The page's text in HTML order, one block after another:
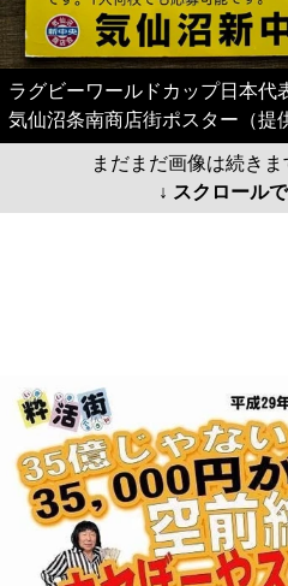
ラグビーワールドカップ日本代
気仙沼条南商店街ポスター（提
まだまだ画像は続きま
↓ スクロール